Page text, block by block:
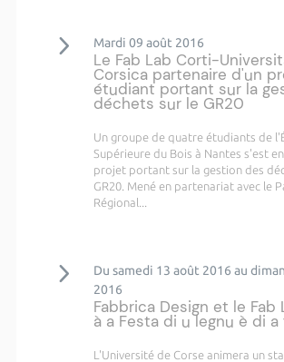
Mardi 09 août 2016
Le Fab Lab Corti-
Corsica partenaire d'un
étudiant portant sur la
déchets sur le GR20
Un groupe de quatre étudiants de
Supérieure du Bois à Nantes s'est
projet portant sur la gestion des
GR20. Mené en partenariat avec le
Régional...
Du samedi 13 août 2016 au
2016
Fabbrica Design et le Fab
à a Festa di u legnu è di
L'Université de Corse animera un